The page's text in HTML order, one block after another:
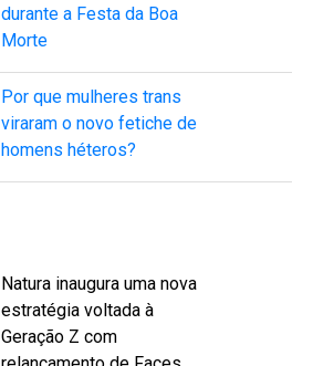
durante a Festa da Boa
Morte
Por que mulheres trans
viraram o novo fetiche de
homens héteros?
Natura inaugura uma nova
estratégia voltada à
Geração Z com